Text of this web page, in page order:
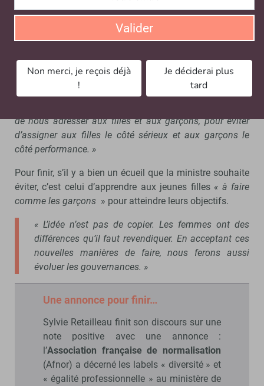
qu’aux filles, l’échec sera assuré », se projette-t-elle.
Si nous ne parlons qu’aux filles,
l’échec sera assuré
Pour atteindre la parité, il faut aussi repenser les
de nous adresser aux filles et aux garçons, pour éviter
d’assigner aux filles le côté sérieux et aux garçons le
côté performance. »
Pour finir, s’il y a bien un écueil que la ministre souhaite
éviter, c’est celui d’apprendre aux jeunes filles « à faire
comme les garçons » pour atteindre leurs objectifs.
« L’idée n’est pas de copier. Les femmes ont des
différences qu’il faut revendiquer. En acceptant ces
nouvelles manières de faire, nous ferons aussi
évoluer les gouvernances. »
Une annonce pour finir…
Sylvie Retailleau finit son discours sur une
note positive avec une annonce :
l’Association française de normalisation
(Afnor) a décerné les labels « diversité » et
« égalité professionnelle » au ministère de
Valider
Non merci, je reçois déjà
!
Je déciderai plus
tard